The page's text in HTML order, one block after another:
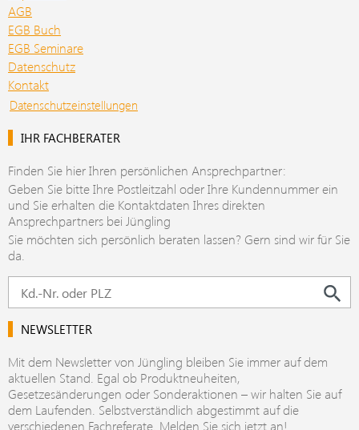
AGB
EGB Buch
EGB Seminare
Datenschutz
Kontakt
Datenschutzeinstellungen
IHR FACHBERATER
Finden Sie hier Ihren persönlichen Ansprechpartner:
Geben Sie bitte Ihre Postleitzahl oder Ihre Kundennummer ein
und Sie erhalten die Kontaktdaten Ihres direkten
Ansprechpartners bei Jüngling
Sie möchten sich persönlich beraten lassen? Gern sind wir für Sie
da.
NEWSLETTER
Mit dem Newsletter von Jüngling bleiben Sie immer auf dem
aktuellen Stand. Egal ob Produktneuheiten,
Gesetzesänderungen oder Sonderaktionen – wir halten Sie auf
dem Laufenden. Selbstverständlich abgestimmt auf die
verschiedenen Fachreferate. Melden Sie sich jetzt an!